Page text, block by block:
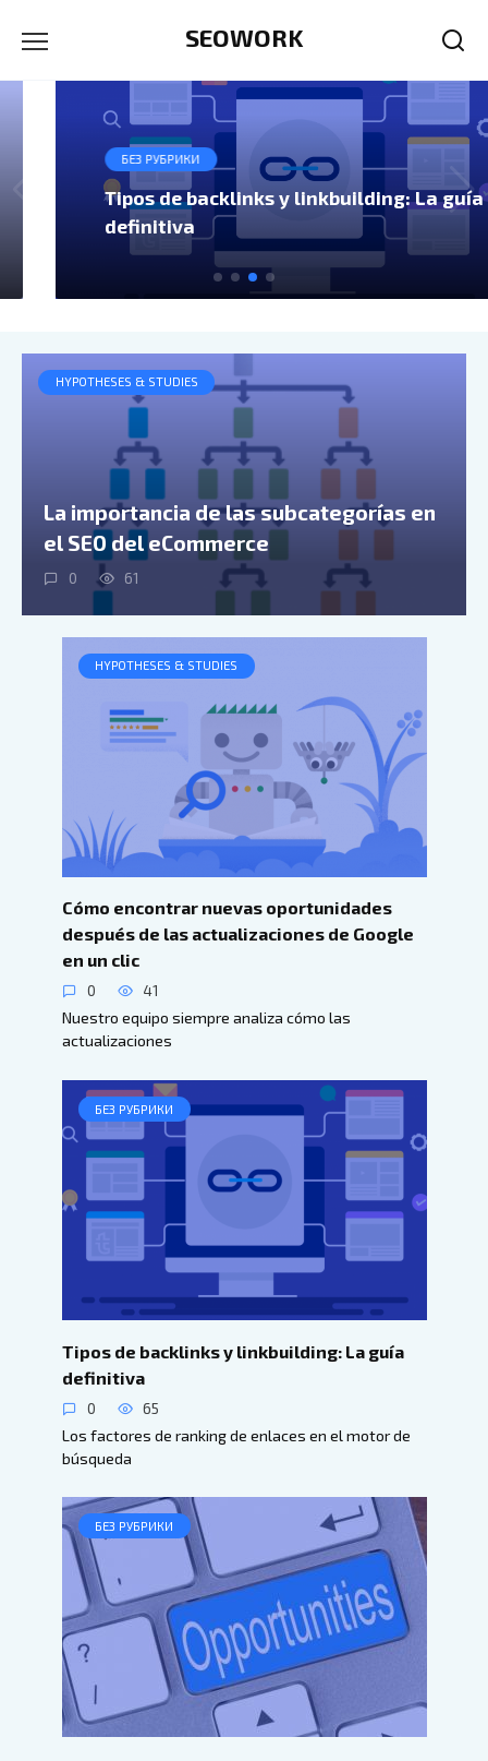
SEOWORK
БЕЗ РУБРИКИ
Tipos de backlinks y linkbuilding: La guía
definitiva
HYPOTHESES & STUDIES
La importancia de las subcategorías en
el SEO del eCommerce
0 61
HYPOTHESES & STUDIES
Cómo encontrar nuevas oportunidades
después de las actualizaciones de Google
en un clic
0
41
Nuestro equipo siempre analiza cómo las
actualizaciones
БЕЗ РУБРИКИ
Tipos de backlinks y linkbuilding: La guía
definitiva
0
65
Los factores de ranking de enlaces en el motor de
búsqueda
БЕЗ РУБРИКИ